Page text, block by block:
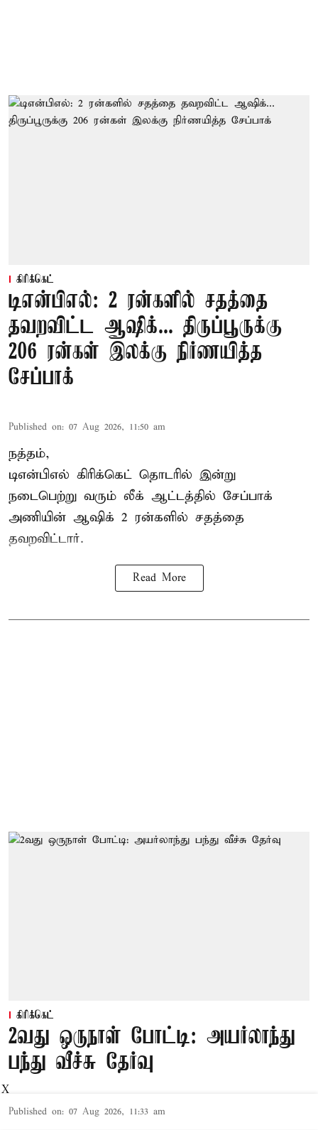
கிரிக்கெட்
டிஎன்பிஎல்: 2 ரன்களில் சதத்தை
தவறவிட்ட ஆஷிக்... திருப்பூருக்கு
206 ரன்கள் இலக்கு நிர்ணயித்த
சேப்பாக்
Published on: 07 Aug 2026, 11:50 am
நத்தம்,
டிஎன்பிஎல் கிரிக்கெட் தொடரில் இன்று
நடைபெற்று வரும் லீக் ஆட்டத்தில் சேப்பாக்
அணியின் ஆஷிக் 2 ரன்களில் சதத்தை
தவறவிட்டார்.
Read More
கிரிக்கெட்
2வது ஒருநாள் போட்டி: அயர்லாந்து
பந்து வீச்சு தேர்வு
Published on: 07 Aug 2026, 11:33 am
X